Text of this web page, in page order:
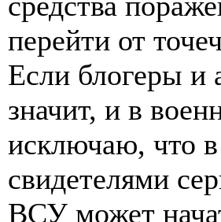
перейти от
Если блогеры и
значит, и в
исключаю, что
свидетелями
ВСУ может